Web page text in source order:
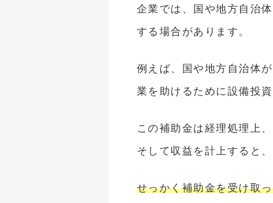
企業では、国や地方自治
する場合があります。
例えば、国や地方自治体
業を助けるために設備投
この補助金は経理処理上
そして収益を計上すると
せっかく補助金を受け取